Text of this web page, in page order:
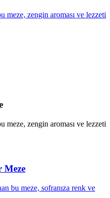
meze, zengin aroması ve lezzeti
meze, zengin aroması ve lezzeti
Meze
bu meze, sofranıza renk ve